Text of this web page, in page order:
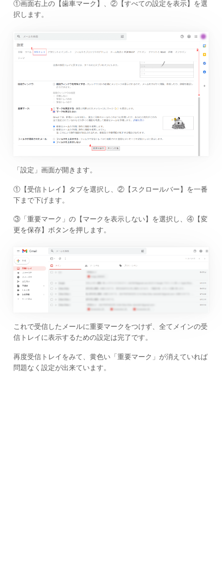
①画面右上の【歯車マーク】、②【すべての設定を表示】を選
択します。
「設定」画面が開きます。
①【受信トレイ】タブを選択し、②【スクロールバー】を一番
下まで下げます。
③「重要マーク」の【マークを表示しない】を選択し、④【変
更を保存】ボタンを押します。
これで受信したメールに重要マークをつけず、全てメインの受
信トレイに表示するための設定は完了です。
再度受信トレイをみて、黄色い「重要マーク」が消えていれば
問題なく設定が出来ています。